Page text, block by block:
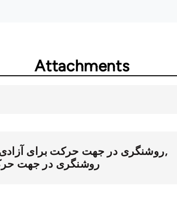
Attachments
روشنگری در جهت حرکت برای
روشنگری در جهت